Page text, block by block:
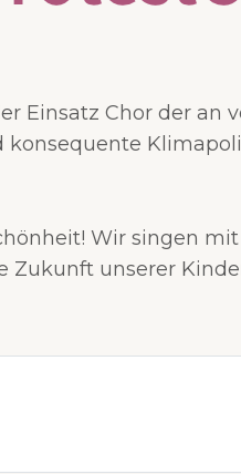
Einsatz Chor der an
Wir singen
Zukunft unserer